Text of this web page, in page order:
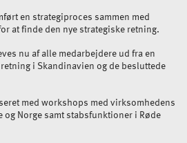
en strategiproces sammen med
at finde den nye strategiske retning.
nu af alle medarbejdere ud fra en
i Skandinavien og de besluttede
med workshops med virksomhedens
og Norge samt stabsfunktioner i Røde